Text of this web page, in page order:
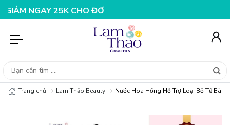
25K CHO ĐƠN HÀNG 99K
Trang chủ Lam Thảo Beauty Nước Hoa Hồng Hỗ Trợ Loại Bỏ Tế